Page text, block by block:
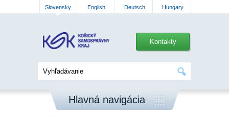
Slovensky English Deutsch Hungary
Kontakty
Hlavná navigácia